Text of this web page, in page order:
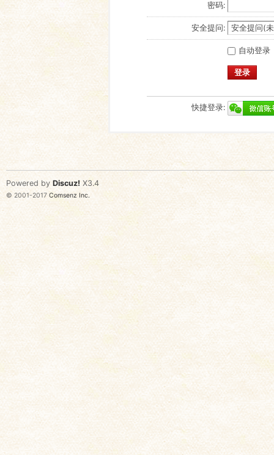
密码:
安全提问:
自动登录
登录
快捷登录:
Powered by Discuz! X3.4
© 2001-2017 Comsenz Inc.